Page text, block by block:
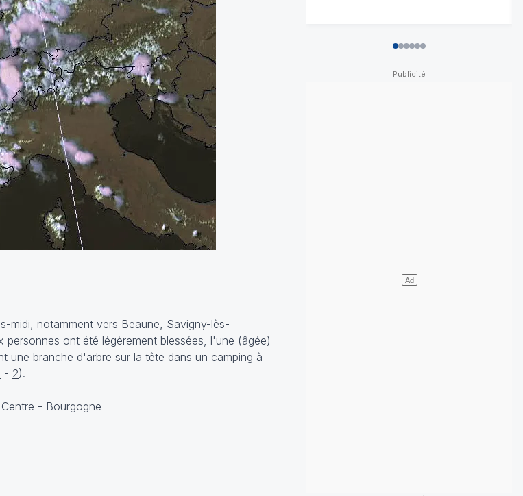
midi, notamment vers Beaune, Savigny-lès-
ont été légèrement blessées, l'une (âgée)
une branche d'arbre sur la tête dans un camping à
- 2).
012345